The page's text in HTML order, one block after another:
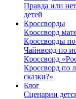
Правда или
детей
Кроссворды
Кроссворд
Кроссворды по
Чайнворд по
Кроссворд
Кроссворд по
сказки?»
Блог
Сценарии